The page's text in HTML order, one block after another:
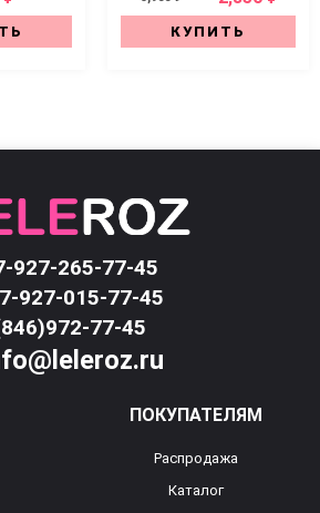
КУПИТЬ
927-265-77-45
927-015-77-45
77-45
ПОКУПАТЕЛЯМ
Распродажа
Каталог